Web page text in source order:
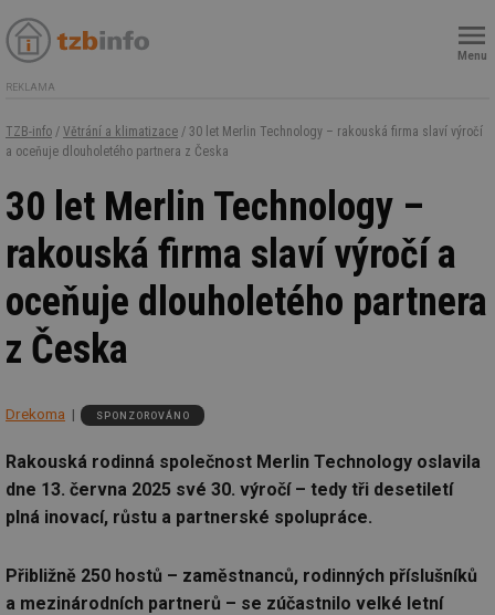
Menu
REKLAMA
TZB-info / Větrání a klimatizace / 30 let Merlin Technology – rakouská firma slaví výročí
a oceňuje dlouholetého partnera z Česka
30 let Merlin Technology –
rakouská firma slaví výročí a
oceňuje dlouholetého partnera
z Česka
Drekoma SPONZOROVÁNO
Rakouská rodinná společnost Merlin Technology oslavila
dne 13. června 2025 své 30. výročí – tedy tři desetiletí
plná inovací, růstu a partnerské spolupráce.
Přibližně 250 hostů – zaměstnanců, rodinných příslušníků
a mezinárodních partnerů – se zúčastnilo velké letní